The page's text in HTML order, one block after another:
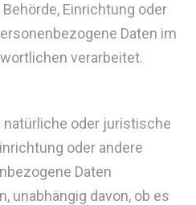
Einrichtung oder
Daten im
verarbeitet.
natürliche oder juristische
oder andere
Daten
unabhängig davon, ob es